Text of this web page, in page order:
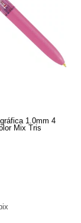
1.0mm 4
Mix Tris
pix